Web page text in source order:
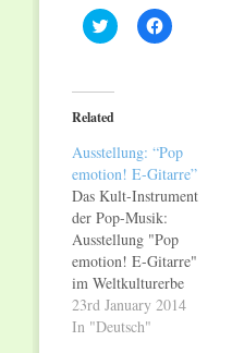
Click
to
(Opens
in
new
Click
to
Related
Ausstellung: “Pop
emotion! E-Gitarre”
Das Kult-Instrument
der Pop-Musik:
Ausstellung "Pop
emotion! E-Gitarre"
im Weltkulturerbe
Völklinger Hütte zeigt
historische E-Gitarren
23rd January 2014
In "Deutsch"